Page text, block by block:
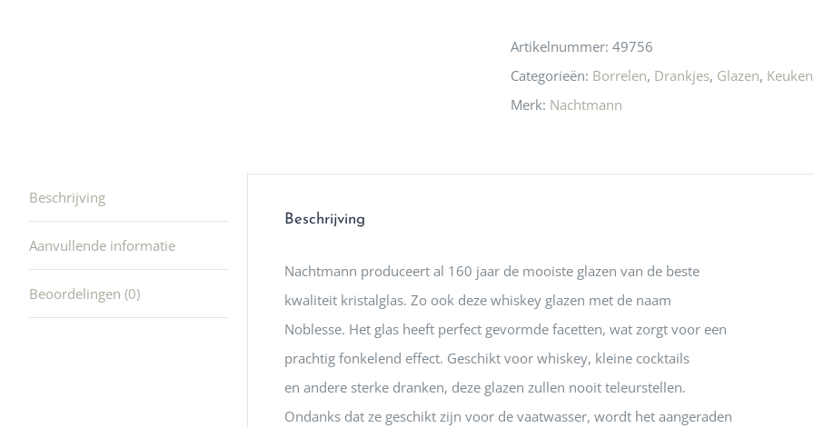
ook heel aardig en gezellig Artikelnummer: 49756
Categorieën: Borrelen, Drankjes, Glazen, Keuken
Merk: Nachtmann
Beschrijving
Aanvullende informatie
Beoordelingen (0)
Beschrijving
Nachtmann produceert al 160 jaar de mooiste glazen van de beste
kwaliteit kristalglas. Zo ook deze whiskey glazen met de naam
Noblesse. Het glas heeft perfect gevormde facetten, wat zorgt voor een
prachtig fonkelend effect. Geschikt voor whiskey, kleine cocktails
en andere sterke dranken, deze glazen zullen nooit teleurstellen.
Ondanks dat ze geschikt zijn voor de vaatwasser, wordt het aangeraden